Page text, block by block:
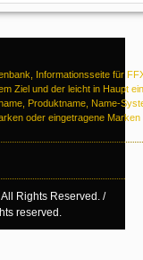
Informationsseite für
Ziel und der leicht in Haupt
Produktname, Name-
oder eingetragene Marken
Rights Reserved. /
reserved.